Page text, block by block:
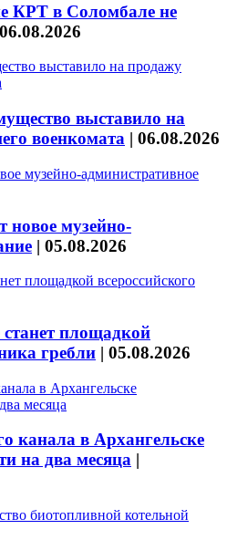
КРТ в Соломбале не
06.08.2026
выставило на
военкомата | 06.08.2026
новое музейно-
| 05.08.2026
площадкой
гребли | 05.08.2026
канала в Архангельске
на два месяца |